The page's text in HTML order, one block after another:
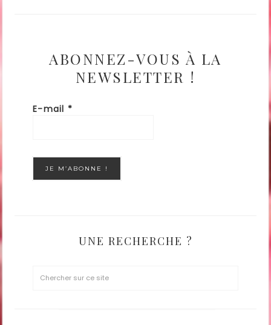
ABONNEZ-VOUS À LA
NEWSLETTER !
E-mail *
UNE RECHERCHE ?